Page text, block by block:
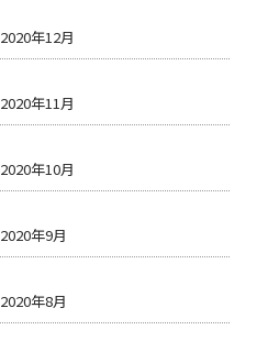
2020年12月
2020年11月
2020年10月
2020年9月
2020年8月